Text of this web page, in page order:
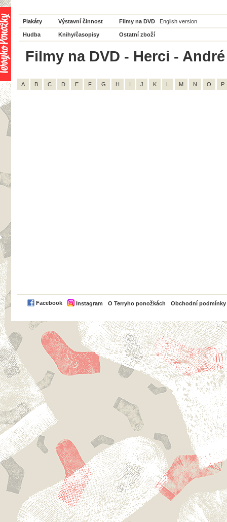
Plakáty Výstavní činnost Filmy na DVD English version
Hudba Knihy/časopisy Ostatní zboží
Filmy na DVD - Herci -
A B C D E F G H I J K L M N O P
Facebook Instagram O Terryho ponožkách Obchodní podmínky
PayPal